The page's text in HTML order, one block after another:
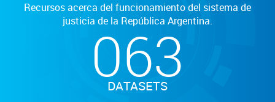
Recursos acerca del funcionamiento del sistema de
justicia de la República Argentina.
063
DATASETS